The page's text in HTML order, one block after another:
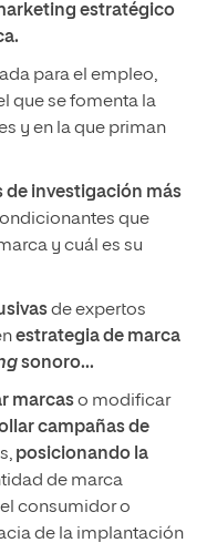
estratégico
para el empleo,
que se fomenta la
y en la que priman
de investigación más
que
y cuál es su
de expertos
estrategia de marca
sonoro...
marcaso modificar
campañas de
posicionando la
de marca
consumidor o
de la implantación